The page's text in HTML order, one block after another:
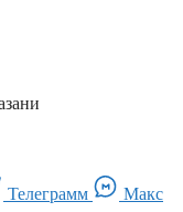
Телеграмм Макс